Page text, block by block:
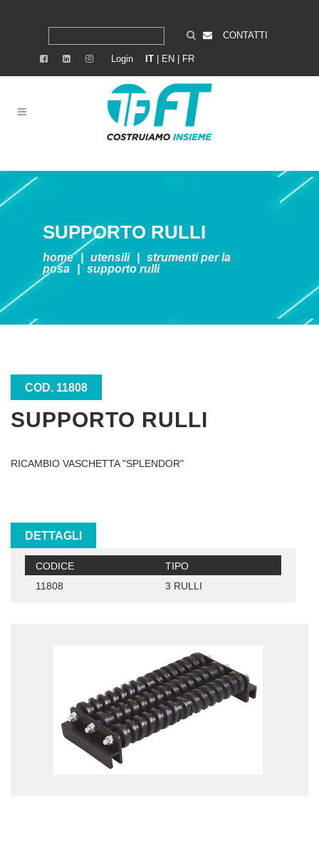
CONTATTI
Login IT EN FR
SUPPORTO RULLI
home utensili
strumenti per la
posa
supporto rulli
COD. 11808
SUPPORTO RULLI
RICAMBIO VASCHETTA "SPLENDOR"
DETTAGLI
CODICE
TIPO
11808
3 RULLI